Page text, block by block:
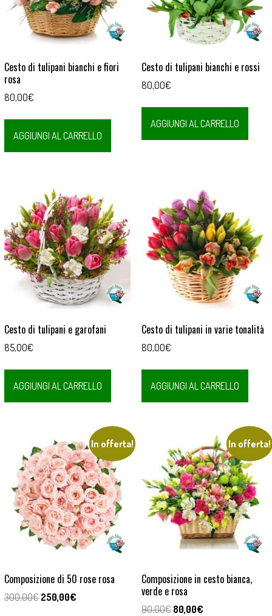
Cesto di tulipani bianchi e fiori
rosa
80,00€
AGGIUNGI AL CARRELLO
Cesto di tulipani bianchi e rossi
80,00€
AGGIUNGI AL CARRELLO
Cesto di tulipani e garofani
85,00€
AGGIUNGI AL CARRELLO
Cesto di tulipani in varie tonalità
80,00€
AGGIUNGI AL CARRELLO
In offerta!
Composizione di 50 rose rosa
300,00€ Il250,00€Il
In offerta!
Composizione in cesto bianca,
verde e rosa
90,00€ Il80,00€Il